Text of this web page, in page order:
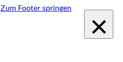
Zum Footer springen
×